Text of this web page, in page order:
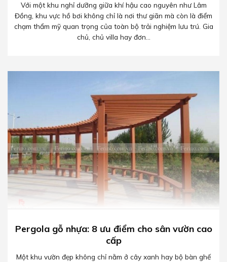
Với một khu nghỉ dưỡng giữa khí hậu cao nguyên như Lâm
Đồng, khu vực hồ bơi không chỉ là nơi thư giãn mà còn là điểm
chạm thẩm mỹ quan trọng của toàn bộ trải nghiệm lưu trú. Gia
chủ, chủ villa hay đơn...
Pergola gỗ nhựa: 8 ưu điểm cho sân vườn cao
cấp
Một khu vườn đẹp không chỉ nằm ở cây xanh hay bộ bàn ghế